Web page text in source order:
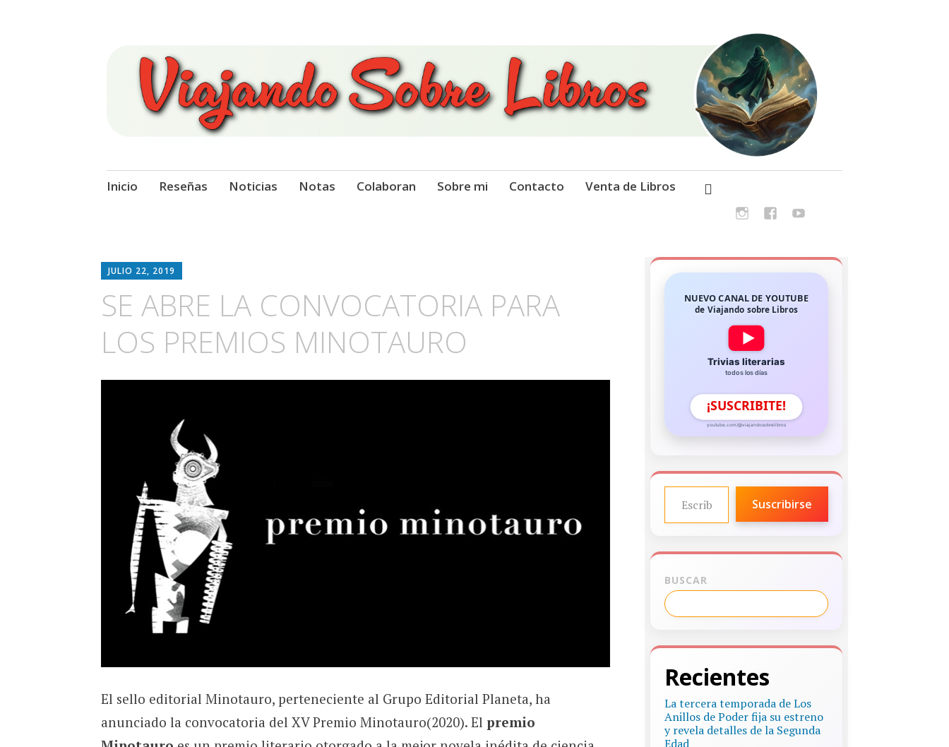
Viajando Sobre Libros
Ir
Inicio Reseñas Noticias Notas Colaboran Sobre mi Contacto Venta de Libros
JULIO 22, 2019
SE ABRE LA CONVOCATORIA PARA
LOS PREMIOS MINOTAURO
El sello editorial Minotauro, perteneciente al Grupo Editorial Planeta, ha
anunciado la convocatoria del XV Premio Minotauro(2020). El premio
NUEVO CANAL DE YOUTUBE
de Viajando sobre Libros
Trivias literarias
todos los días
¡SUSCRIBITE!
youtube.com/@viajandosobrelibros
ESCRIBE TU CORREO ELECTRÓNICO…
Suscribirse
BUSCAR
Recientes
La tercera temporada de Los
Anillos de Poder fija su estreno
y revela detalles de la Segunda
Edad